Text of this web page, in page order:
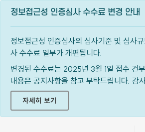
정보접근성 인증심사 수수료 변경 안내
정보접근성 인증심사의 심사기준 및 심사
사 수수료 일부가 개편됩니다.
변경된 수수료는 2025년 3월 1일 접수 건
내용은 공지사항을 참고 부탁드립니다. 감
자세히 보기